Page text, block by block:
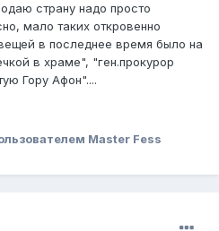
страну надо просто
мало таких откровенно
в последнее время было на
в храме", "ген.прокурор
Гору Афон"....
Master Fess